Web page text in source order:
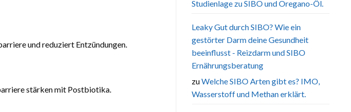
und reduziert Entzündungen.
stärken mit Postbiotika.
Studienlage zu SIBO und Oregano-Öl.
Leaky Gut durch SIBO? Wie ein
gestörter Darm deine Gesundheit
beeinflusst - Reizdarm und SIBO
Ernährungsberatung
zuWelche SIBO Arten gibt es? IMO,
Wasserstoff und Methan erklärt.